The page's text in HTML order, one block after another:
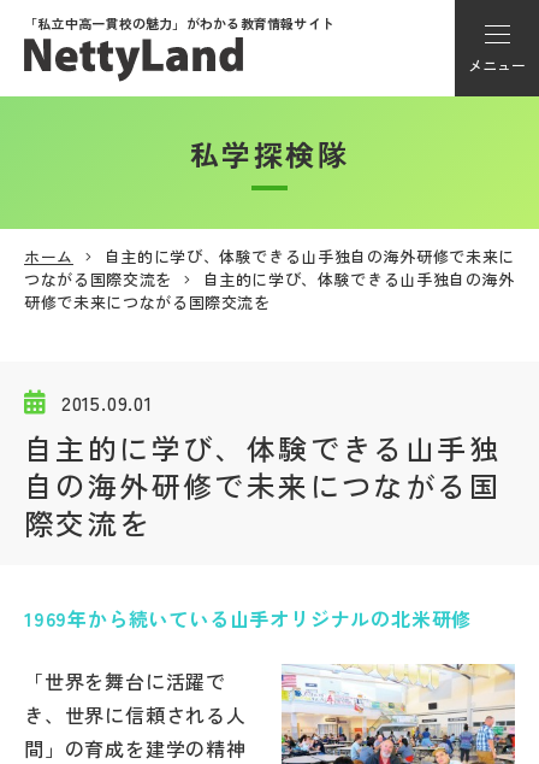
「私立中高一貫校の魅力」がわかる教育情報サイト
メニュー
アカウント登録
メニュー
学校動画
私学探検隊
説明会・イベント情報
私学探検隊
ホーム
自主的に学び、体験できる山手独自の海外研修で未来に
つながる国際交流を
自主的に学び、体験できる山手独自の海外
研修で未来につながる国際交流を
2015.09.01
自主的に学び、体験できる山手独
自の海外研修で未来につながる国
際交流を
1969年から続いている山手オリジナルの北米研修
「世界を舞台に活躍で
き、世界に信頼される人
間」の育成を建学の精神